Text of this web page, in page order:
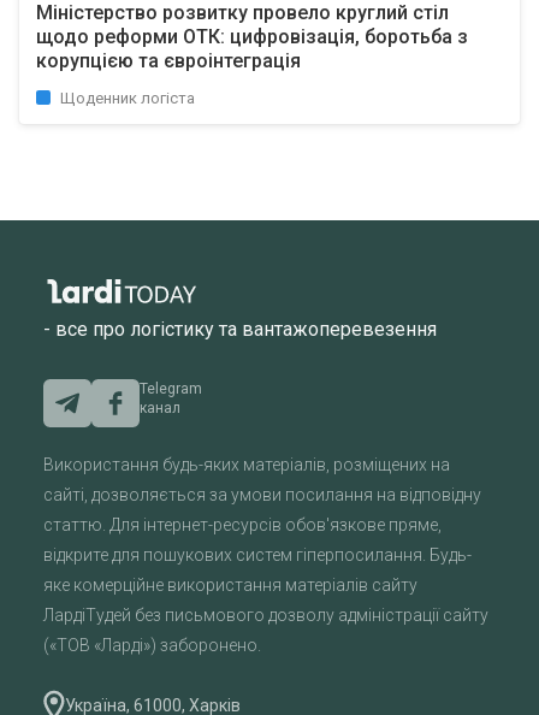
Міністерство розвитку провело круглий стіл
щодо реформи ОТК: цифровізація, боротьба з
корупцією та євроінтеграція
Щоденник логіста
- все про логістику та вантажоперевезення
Telegram
канал
Використання будь-яких матеріалів, розміщених на
сайті, дозволяється за умови посилання на відповідну
статтю. Для інтернет-ресурсів обов'язкове пряме,
відкрите для пошукових систем гіперпосилання. Будь-
яке комерційне використання матеріалів сайту
ЛардіТудей без письмового дозволу адміністрації сайту
(«ТОВ «Ларді») заборонено.
Україна, 61000, Харків